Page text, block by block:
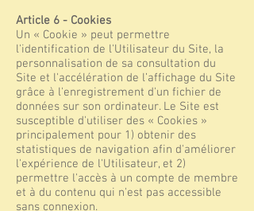
Article 6 - Cookies
Un « Cookie » peut permettre
l'identification de l'Utilisateur du Site, la
personnalisation de sa consultation du
Site et l'accélération de l’affichage du Site
grâce à l'enregistrement d'un fichier de
données sur son ordinateur. Le Site est
susceptible d'utiliser des « Cookies »
principalement pour 1) obtenir des
statistiques de navigation afin d'améliorer
l'expérience de l'Utilisateur, et 2)
permettre l'accès à un compte de membre
et à du contenu qui n'est pas accessible
sans connexion.